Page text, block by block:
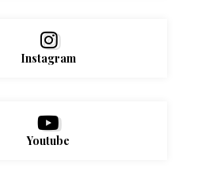
Instagram
Youtube